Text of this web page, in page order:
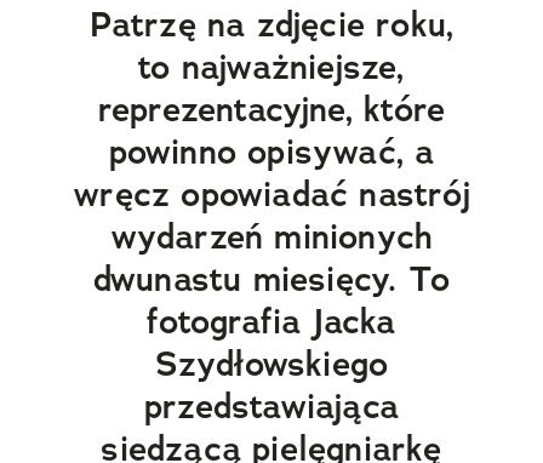
Patrzę na zdjęcie roku,
to najważniejsze,
reprezentacyjne, które
powinno opisywać, a
wręcz opowiadać nastrój
wydarzeń minionych
dwunastu miesięcy. To
fotografia Jacka
Szydłowskiego
przedstawiająca
siedzącą pielęgniarkę